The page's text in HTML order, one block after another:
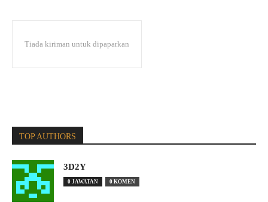
Tiada kiriman untuk dipaparkan
TOP AUTHORS
3D2Y
0 JAWATAN 0 KOMEN